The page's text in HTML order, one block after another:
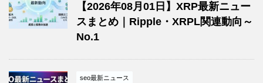
【2026年08月01日】XRP最新ニュー
スまとめ｜Ripple・XRPL関連動向～
No.1
seo最新ニュース